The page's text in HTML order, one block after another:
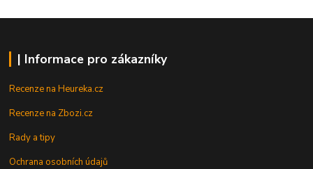
| Informace pro zákazníky
Recenze na Heureka.cz
Recenze na Zbozi.cz
Rady a tipy
Ochrana osobních údajů